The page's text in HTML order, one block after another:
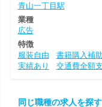
青山一丁目駅
業種
広告
特徴
服装自由
書籍購入補
実績あり
交通費全額
同じ職種の求人を探す